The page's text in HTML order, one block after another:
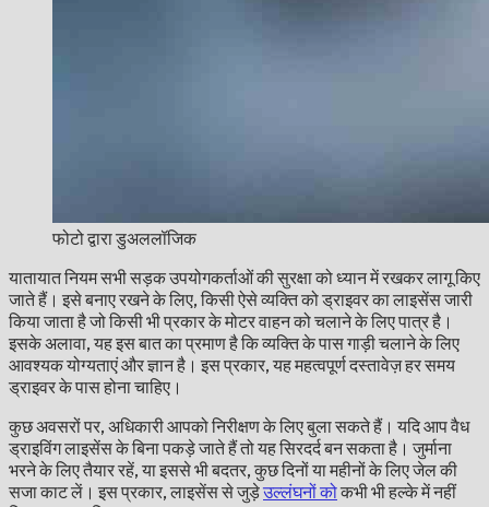
फोटो द्वारा डुअललॉजिक
यातायात नियम सभी सड़क उपयोगकर्ताओं की सुरक्षा को ध्यान में रखकर लागू किए
जाते हैं। इसे बनाए रखने के लिए, किसी ऐसे व्यक्ति को ड्राइवर का लाइसेंस जारी
किया जाता है जो किसी भी प्रकार के मोटर वाहन को चलाने के लिए पात्र है।
इसके अलावा, यह इस बात का प्रमाण है कि व्यक्ति के पास गाड़ी चलाने के लिए
आवश्यक योग्यताएं और ज्ञान है। इस प्रकार, यह महत्वपूर्ण दस्तावेज़ हर समय
ड्राइवर के पास होना चाहिए।
कुछ अवसरों पर, अधिकारी आपको निरीक्षण के लिए बुला सकते हैं। यदि आप वैध
ड्राइविंग लाइसेंस के बिना पकड़े जाते हैं तो यह सिरदर्द बन सकता है। जुर्माना
भरने के लिए तैयार रहें, या इससे भी बदतर, कुछ दिनों या महीनों के लिए जेल की
सजा काट लें। इस प्रकार, लाइसेंस से जुड़ेउल्लंघनों कोकभी भी हल्के में नहीं